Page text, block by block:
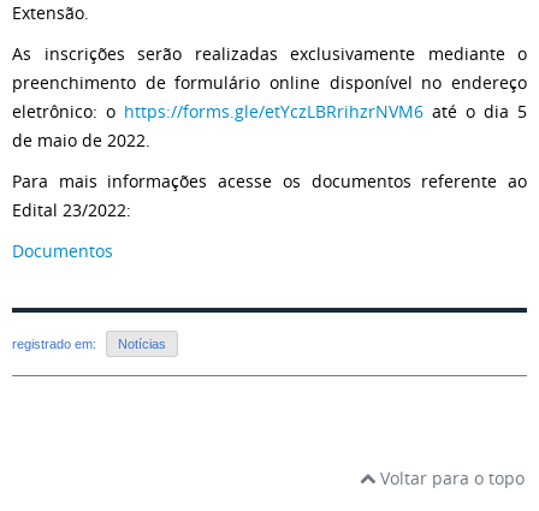
Extensão.
As inscrições serão realizadas exclusivamente mediante o
preenchimento de formulário online disponível no endereço
eletrônico: o https://forms.gle/etYczLBRrihzrNVM6 até o dia 5
de maio de 2022.
Para mais informações acesse os documentos referente ao
Edital 23/2022:
Documentos
registrado em: Notícias
Voltar para o topo